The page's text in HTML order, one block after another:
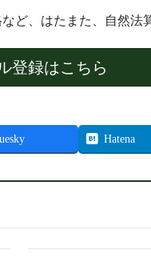
ど、はたまた、自然法
登録はこちら
Hatena